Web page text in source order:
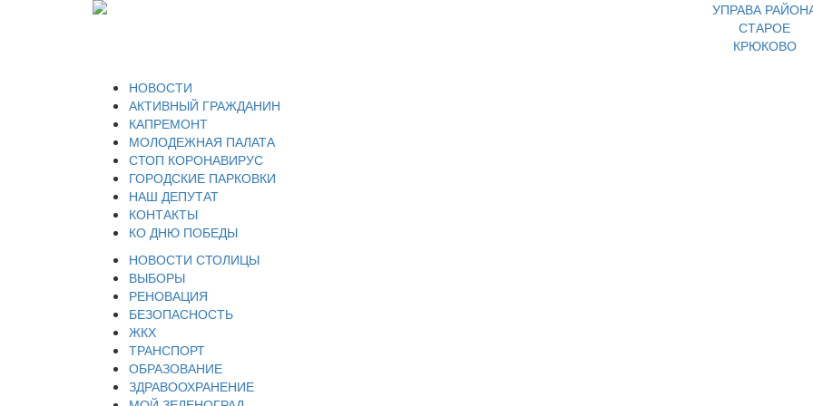
УПРАВА
СТАРОЕ
КРЮКОВО
НОВОСТИ
АКТИВНЫЙ ГРАЖДАНИН
КАПРЕМОНТ
МОЛОДЕЖНАЯ ПАЛАТА
СТОП КОРОНАВИРУС
ГОРОДСКИЕ ПАРКОВКИ
НАШ ДЕПУТАТ
КОНТАКТЫ
КО ДНЮ ПОБЕДЫ
НОВОСТИ СТОЛИЦЫ
ВЫБОРЫ
РЕНОВАЦИЯ
БЕЗОПАСНОСТЬ
ЖКХ
ТРАНСПОРТ
ОБРАЗОВАНИЕ
ЗДРАВООХРАНЕНИЕ